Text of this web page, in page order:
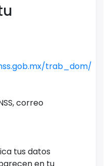
trab_dom/
correo
tus datos
en tu